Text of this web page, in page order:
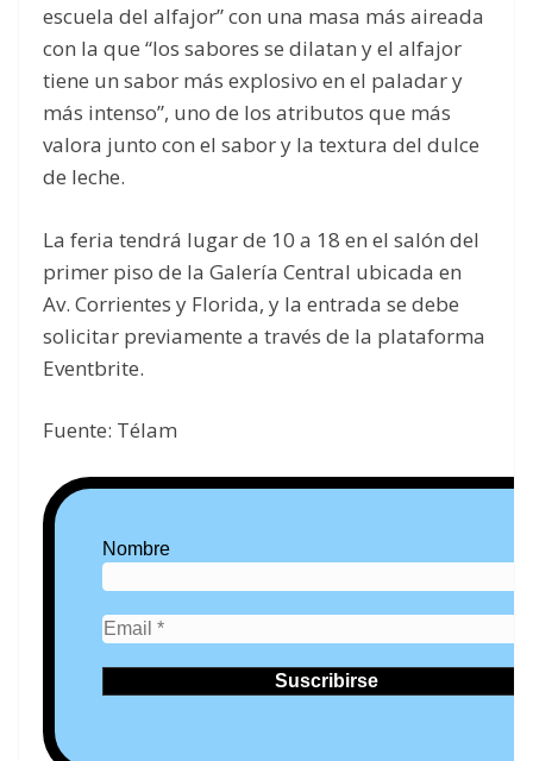
escuela del alfajor” con una masa más aireada
con la que “los sabores se dilatan y el alfajor
tiene un sabor más explosivo en el paladar y
más intenso”, uno de los atributos que más
valora junto con el sabor y la textura del dulce
de leche.
La feria tendrá lugar de 10 a 18 en el salón del
primer piso de la Galería Central ubicada en
Av. Corrientes y Florida, y la entrada se debe
solicitar previamente a través de la plataforma
Eventbrite.
Fuente: Télam
Nombre